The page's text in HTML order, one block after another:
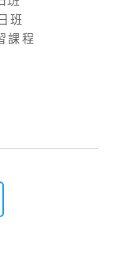
班
課程